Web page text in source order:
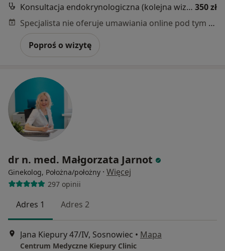
Konsultacja endokrynologiczna (kolejna wizyta) 350 zł
Specjalista nie oferuje umawiania online pod tym adresem.
Poproś o wizytę
dr n. med. Małgorzata Jarnot
Ginekolog, Położna/położny · Więcej
297 opinii
Adres 1 Adres 2
Jana Kiepury 47/IV, Sosnowiec • Mapa
Centrum Medyczne Kiepury Clinic